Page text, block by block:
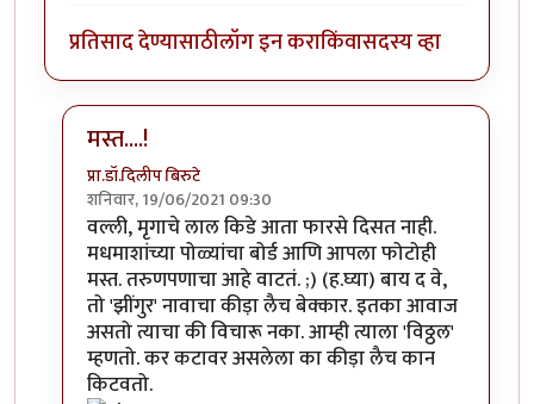
प्रतिसाद देण्यासाठीलॉग इन कराकिंवासदस्य व्हा
मस्त....!
प्रा.डॉ.दिलीप बिरुटे
शनिवार, 19/06/2021 09:30
In reply to'किडे' आवडले.byप्रचेतस
वल्ली, मृगाचे लाल किडे आता फारसे दिसत नाही.
मधमाशांच्या पोळ्यांचा बोर्ड आणि आपला फोटोही
मस्त. तरुणपणाचा आहे वाटतं. ;) (ह.घ्या) बाय द वे,
तो 'झींगुर' नावाचा कीड़ा लैच बेक्कार. इतका आवाज
असतो त्याचा की विचारू नका. आम्ही त्याला 'विठ्ठल'
म्हणतो. कर कटावर असलेला का कीड़ा लैच कान
किटवतो.